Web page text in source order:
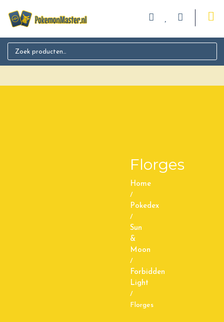
Search for:
Florges
Home
/
Pokedex
/
Sun
&
Moon
/
Forbidden
Light
/
Florges